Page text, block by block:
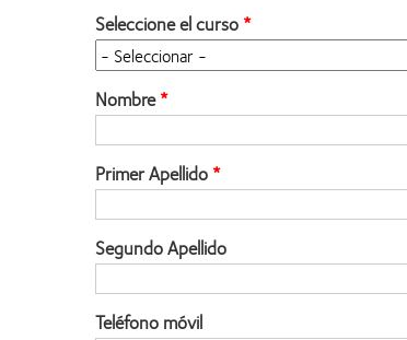
Seleccione el curso
Nombre
Primer Apellido
Segundo Apellido
Teléfono móvil